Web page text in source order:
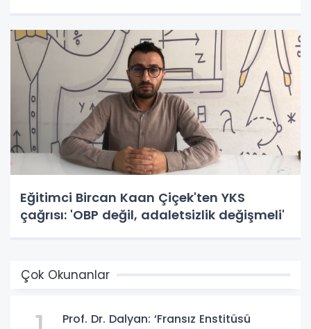
Eğitimci Bircan Kaan Çiçek'ten YKS
çağrısı: 'OBP değil, adaletsizlik değişmeli'
Çok Okunanlar
Prof. Dr. Dalyan: ‘Fransız Enstitüsü